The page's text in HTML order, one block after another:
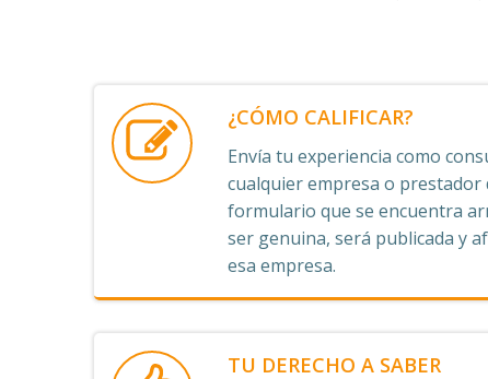
¿CÓMO CALIFICAR?
Envía tu experiencia como
cualquier empresa o prestador
formulario que se encuentra
ser genuina, será publicada y
esa empresa.
TU DERECHO A SABER